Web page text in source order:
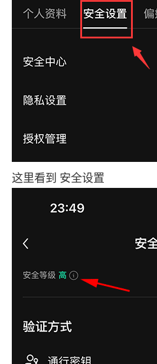
这里看到 安全设置